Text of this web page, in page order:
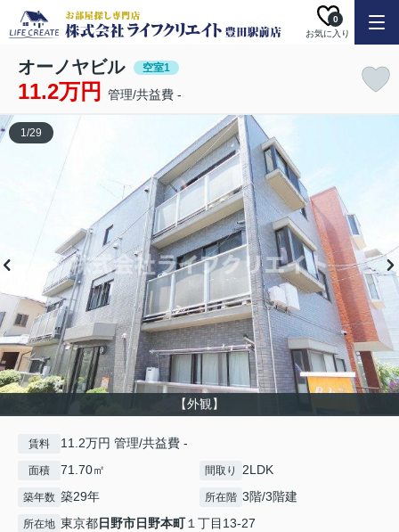
お気に入り
0
オーノヤビル 空室1
11.2万円 管理/共益費 -
【外観】
1/29
賃料 11.2万円 管理/共益費 -
面積 71.70㎡ 間取り 2LDK
築年数 築29年 所在階 3階/3階建
所在地 東京都日野市日野本町１丁目13-27